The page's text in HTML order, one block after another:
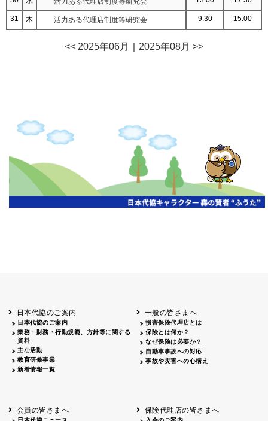
31 木 活力ある代理店制度等研究会 9:30 15:00
<< 2025年06月 2025年08月 >>
日本代協のご案内
日本代協のご案内
業務・財務・行動規範、方針等に関する
資料
主な活動
教育研修事業
新着情報一覧
一般の皆さまへ
損害保険代理店とは
保険とは何か？
なぜ保険は必要か？
自動車事故への対応
事故や災害への心構え
会員の皆さまへ 保険代理店の皆さまへ